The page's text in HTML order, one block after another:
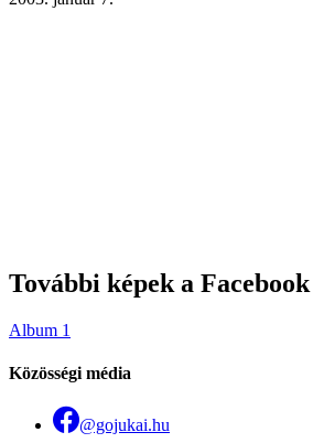
További képek a
Album 1
Közösségi média
@gojukai.hu